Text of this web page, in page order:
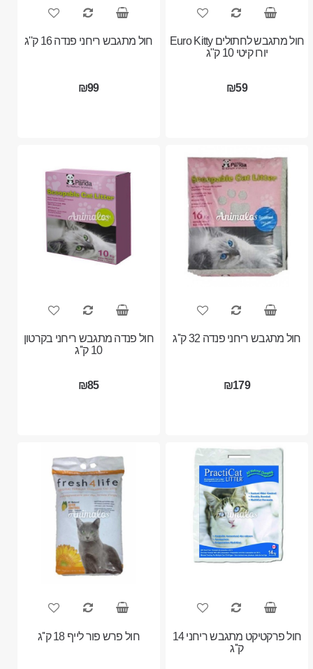
חול מתגבש לחתולים Euro Kitty
יורו קיטי 10 ק"ג
₪59
חול מתגבש ריחני פנדה 16 ק''ג
₪99
חול מתגבש ריחני פנדה 32 ק''ג
₪179
חול פנדה מתגבש ריחני בקרטון
10 ק''ג
₪85
חול פרקטיקט מתגבש ריחני 14
ק''ג
חול פרש פור לייף 18 ק''ג